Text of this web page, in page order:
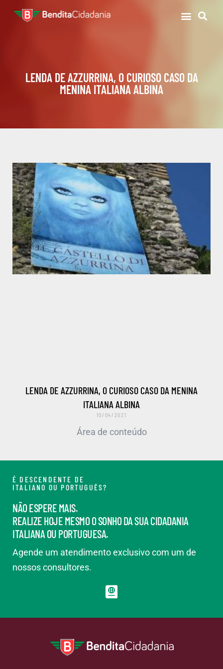
LENDA DE AZZURRINA, O CURIOSO CASO DA
MENINA ITALIANA ALBINA
LENDA DE AZZURRINA, O CURIOSO CASO DA MENINA
ITALIANA ALBINA
10/04/2021
Área de conteúdo
É DESCENDENTE DE
ITALIANO OU PORTUGUÊS?
NÃO ESPERE MAIS.
REALIZE HOJE MESMO O SONHO DA SUA CIDADANIA
ITALIANA OU PORTUGUESA.
Agende um atendimento exclusivo com um de
nossos consultores.